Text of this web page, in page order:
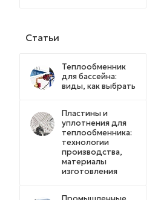
Статьи
Теплообменник
для бассейна:
виды, как выбрать
Пластины и
уплотнения для
теплообменника:
технологии
производства,
материалы
изготовления